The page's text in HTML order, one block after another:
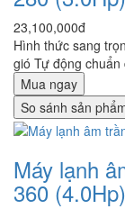
23,100,000đ
Hình thức sang
gió Tự động
Mua ngay
So sánh sản
Máy lạnh
360 (4.0Hp)